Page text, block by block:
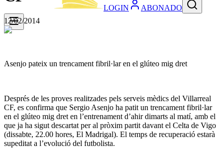
LOGIN ABONADO
12/02/2014
Asenjo pateix un trencament fibril·lar en el glúteo mig dret
Després de les proves realitzades pels serveis mèdics del Villarreal
CF, es confirma que Sergio Asenjo ha patit un trencament fibril·lar
en el glúteo mig dret en l’entrenament d’ahir dimarts al matí, amb el
que ja ha sigut descartat per al pròxim partit davant el Celta de Vigo
(dissabte, 22.00 hores, El Madrigal). El temps de recuperació estarà
supeditat a l’evolució del futbolista.